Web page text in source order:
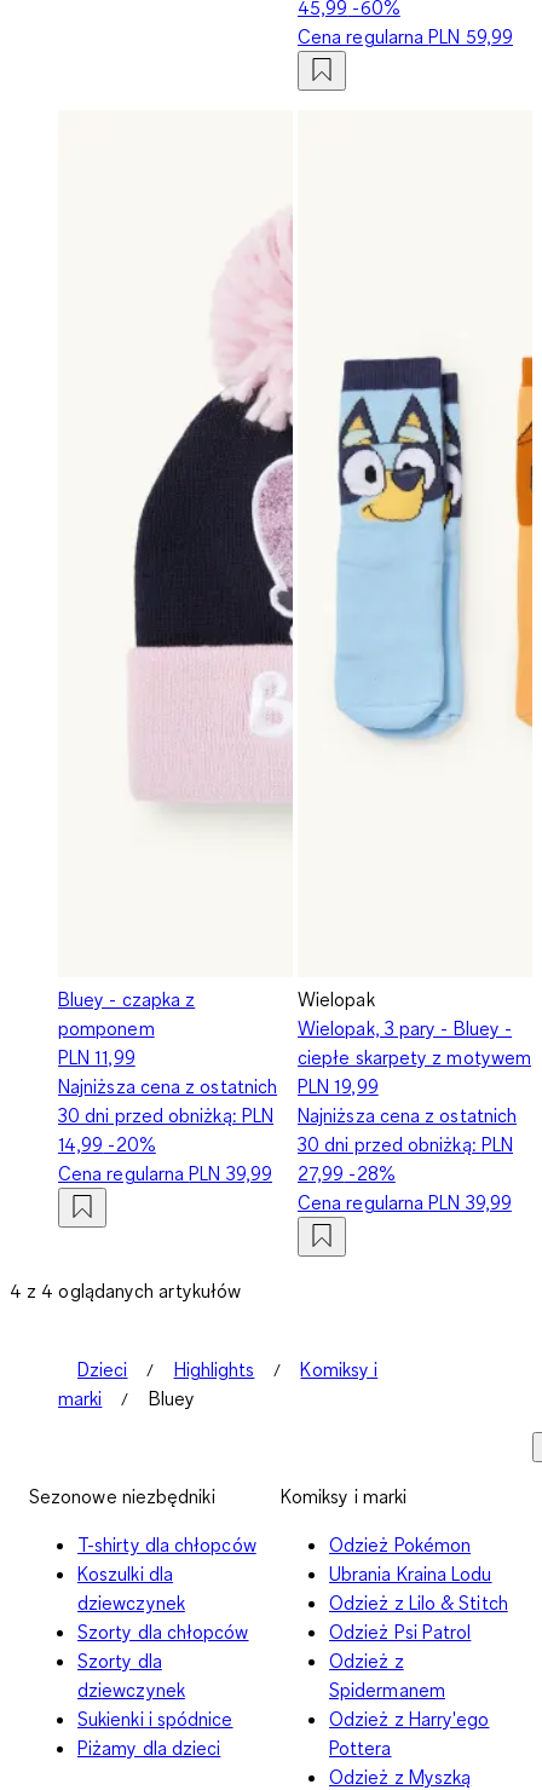
45,99 -60%
Cena regularnaPLN 59,99
Bluey - czapka z
pomponem
PLN 11,99
Najniższa cena z ostatnich
30 dni przed obniżką: PLN
14,99 -20%
Cena regularnaPLN 39,99
Wielopak
Wielopak, 3 pary - Bluey -
ciepłe skarpety z motywem
PLN 19,99
Najniższa cena z ostatnich
30 dni przed obniżką: PLN
27,99 -28%
Cena regularnaPLN 39,99
4 z 4 oglądanych artykułów
Dzieci Highlights
Komiksy i
marki
Bluey
Sezonowe niezbędniki
T-shirty dla chłopców
Koszulki dla
dziewczynek
Szorty dla chłopców
Szorty dla
dziewczynek
Sukienki i spódnice
Piżamy dla dzieci
Komiksy i marki
Odzież Pokémon
Ubrania Kraina Lodu
Odzież z Lilo & Stitch
Odzież Psi Patrol
Odzież z
Spidermanem
Odzież z Harry'ego
Pottera
Odzież z Myszką